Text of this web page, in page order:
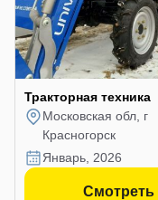
Тракторная техника
Московская обл, г
Красногорск
январь, 2026
Смотреть